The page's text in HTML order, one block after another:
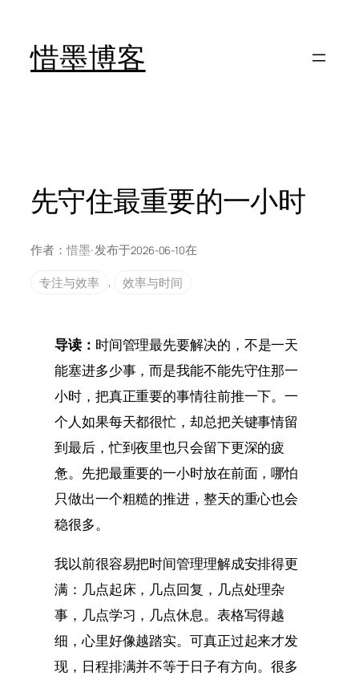
惜墨博客
先守住最重要的一小时
作者： 惜墨· 发布于2026-06-10在
专注与效率
, 效率与时间
导读： 时间管理最先要解决的，不是一天
能塞进多少事，而是我能不能先守住那一
小时，把真正重要的事情往前推一下。一
个人如果每天都很忙，却总把关键事情留
到最后，忙到夜里也只会留下更深的疲
惫。先把最重要的一小时放在前面，哪怕
只做出一个粗糙的推进，整天的重心也会
稳很多。
我以前很容易把时间管理理解成安排得更
满：几点起床，几点回复，几点处理杂
事，几点学习，几点休息。表格写得越
细，心里好像越踏实。可真正过起来才发
现，日程排满并不等于日子有方向。很多